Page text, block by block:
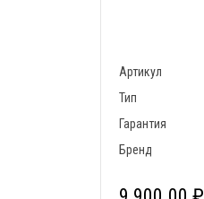
Артикул
Тип
Гарантия
Бренд